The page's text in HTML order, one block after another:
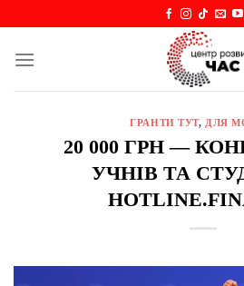
content
ГРАНТИ ТУТ, ДЛЯ
20 000 ГРН —
УЧНІВ ТА